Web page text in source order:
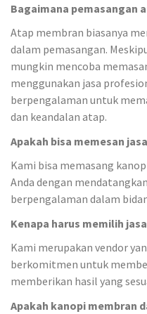
Bagaimana pemasangan
Atap membran biasanya
dalam pemasangan.
mungkin mencoba
menggunakan jasa
berpengalaman untuk
dan keandalan atap.
Apakah bisa memesan
Kami bisa memasang
Anda dengan
berpengalaman dalam
Kenapa harus memilih
Kami merupakan vendor
berkomitmen untuk
memberikan hasil yang
Apakah kanopi membran